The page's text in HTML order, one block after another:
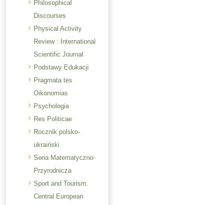
Philosophical
Discourses
Physical Activity
Review : International
Scientific Journal
Podstawy Edukacji
Pragmata tes
Oikonomias
Psychologia
Res Politicae
Rocznik polsko-
ukraiński
Seria Matematyczno-
Przyrodnicza
Sport and Tourism.
Central European